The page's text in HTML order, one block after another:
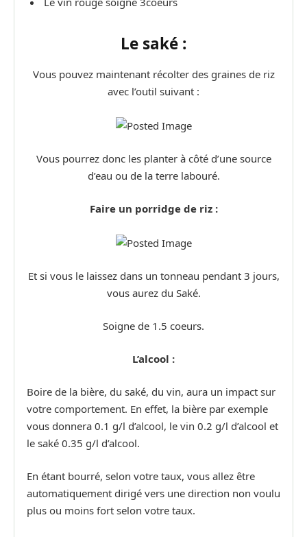
Le saké :
Vous pouvez maintenant récolter des graines de riz
avec l’outil suivant :
Vous pourrez donc les planter à côté d’une source
d’eau ou de la terre labouré.
Faire un porridge de riz :
Et si vous le laissez dans un tonneau pendant 3 jours,
vous aurez du Saké.
Soigne de 1.5 coeurs.
L’alcool :
Boire de la bière, du saké, du vin, aura un impact sur
votre comportement. En effet, la bière par exemple
vous donnera 0.1 g/l d’alcool, le vin 0.2 g/l d’alcool et
le saké 0.35 g/l d’alcool.
En étant bourré, selon votre taux, vous allez être
automatiquement dirigé vers une direction non voulu
plus ou moins fort selon votre taux.